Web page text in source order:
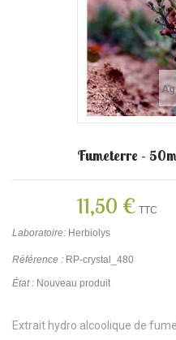
Fumeterre -
11,50 € TTC
Laboratoire: Herbiolys
Référence : RP-crystal_480
État : Nouveau produit
Extrait hydro alcoolique de